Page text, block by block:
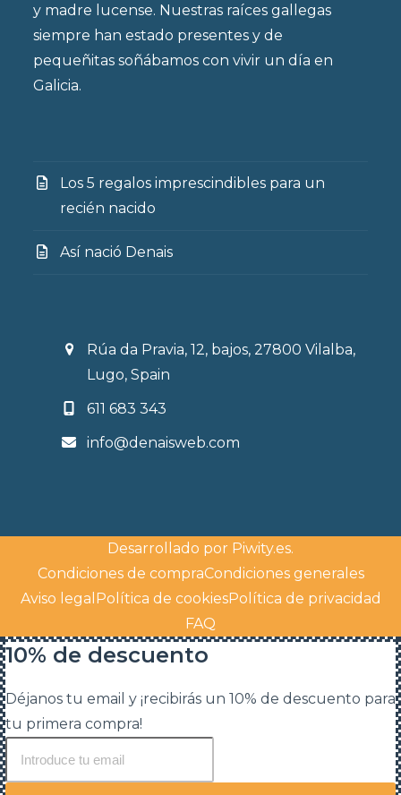
y madre lucense. Nuestras raíces gallegas
siempre han estado presentes y de
pequeñitas soñábamos con vivir un día en
Galicia.
Los 5 regalos imprescindibles para un
recién nacido
Así nació Denais
Rúa da Pravia, 12, bajos, 27800 Vilalba,
Lugo, Spain
611 683 343
info@denaisweb.com
Desarrollado por Piwity.es.
Condiciones de compraCondiciones generales
Aviso legal Política de cookiesPolítica de privacidad
FAQ
10% de descuento
Déjanos tu email y ¡recibirás un 10% de descuento para
tu primera compra!